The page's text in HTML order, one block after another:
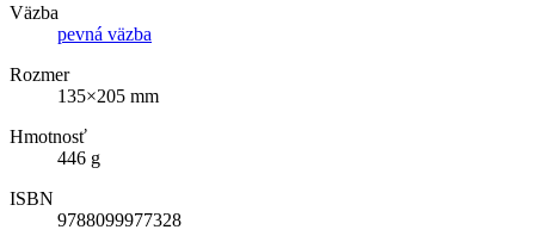
Väzba
pevná väzba
Rozmer
135×205 mm
Hmotnosť
446 g
ISBN
9788099977328